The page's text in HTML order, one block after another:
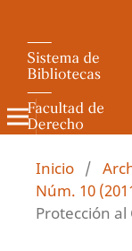
Revista de
Inicio /
Núm. 10
Protección